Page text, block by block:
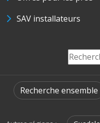
SAV installateurs
Recherche ensemble